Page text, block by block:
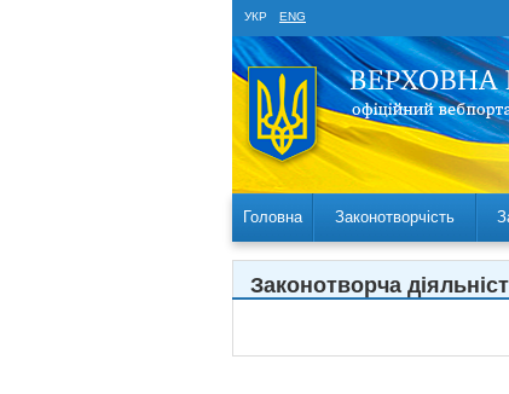
УКР ENG
Головна Законотворчість
Законотворча